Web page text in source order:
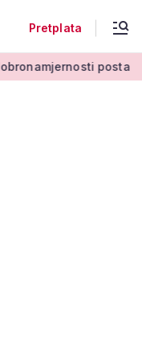
Pretplata
meta prijevare'